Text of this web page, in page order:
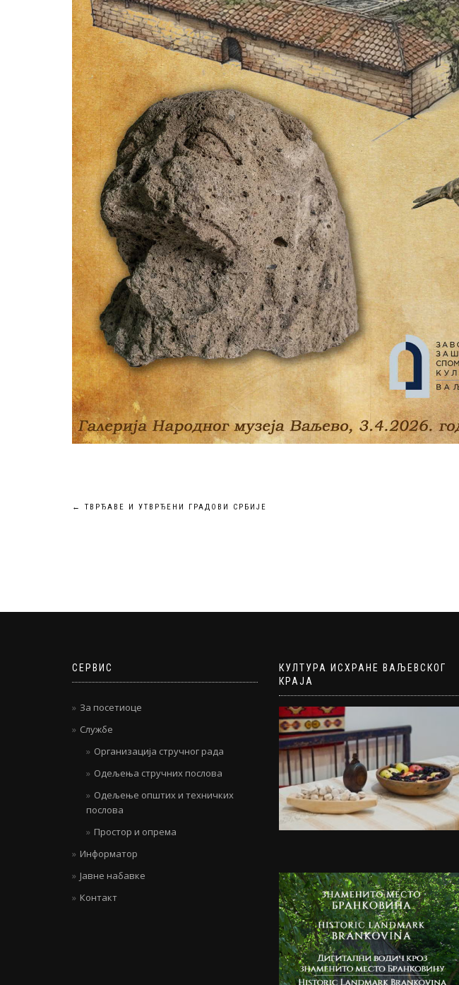
Кретање
← ТВРЂАВЕ И УТВРЂЕНИ ГРАДОВИ СРБИЈЕ
СЕРВИС
За посетиоце
Службе
Организација стручног рада
Одељења стручних послова
Одељење општих и техничких
послова
Простор и опрема
Информатор
Јавне набавке
Контакт
КУЛТУРА ИСХРАНЕ ВАЉЕВСКОГ
КРАЈА